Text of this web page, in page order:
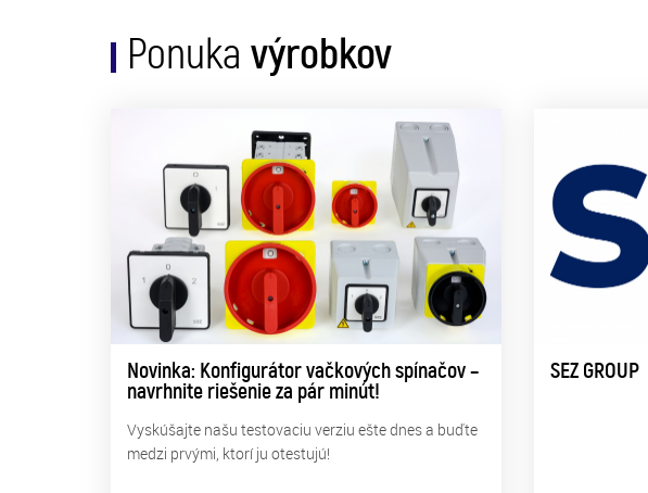
Ponuka výrobkov
Novinka: Konfigurátor vačkových spínačov –
navrhnite riešenie za pár minút!
Vyskúšajte našu testovaciu verziu ešte dnes a buďte
medzi prvými, ktorí ju otestujú!
SEZ GROUP